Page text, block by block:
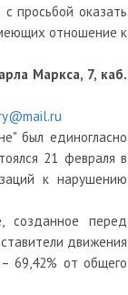
просьбой оказать
отношение к
Маркса, 7, каб.
был единогласно
21 февраля в
к нарушению
созданное перед
движения
69,42% от общего